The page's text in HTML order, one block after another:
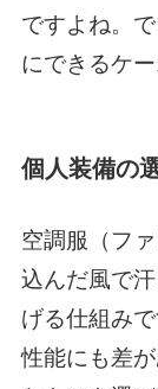
ですよね。
にできるケー
個人装備の
空調服（フ
込んだ風で
げる仕組み
性能にも差